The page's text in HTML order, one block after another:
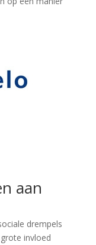
aan
drempels
invloed